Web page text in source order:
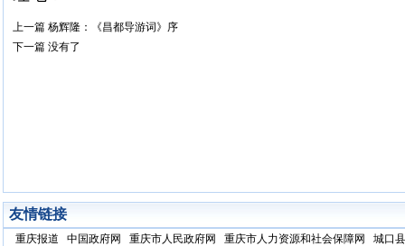
上一篇 杨辉隆：《昌都导游词》序
下一篇 没有了
友情链接
重庆报道 中国政府网 重庆市人民政府网 重庆市人力资源和社会保障网
城口